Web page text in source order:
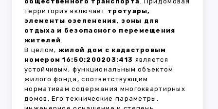
территория включает тротуары,
элементы озеленения, зоны для
отдыха и безопасного перемещения
жителей.
В целом, жилой дом с кадастровым
номером 16:50:200203:413 является
устойчивым, функциональным объектом
жилого фонда, соответствующим
нормативам содержания многоквартирных
домов. Его технические параметры,